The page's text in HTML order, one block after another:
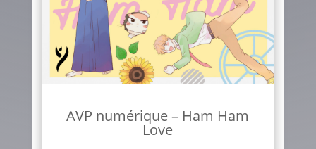
AVP numérique – Ham Ham
Love